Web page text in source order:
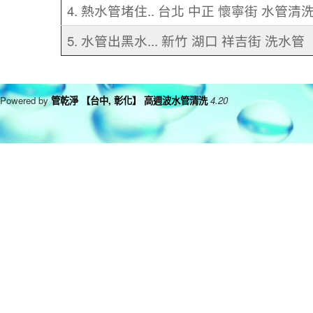
4. 熱水管堵住.. 台北 中正 懷寧街 水管清
5. 水管出黑水... 新竹 湖口 祥吉街 洗水管
Powered by管乾淨 【台中, 彰化】 高週波水管清洗 4.20